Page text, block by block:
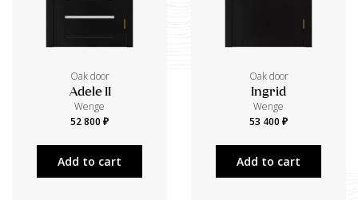
Oak door
Adele II
Wenge
52 800 ₽
Add to cart
Oak door
Ingrid
Wenge
53 400 ₽
Add to cart